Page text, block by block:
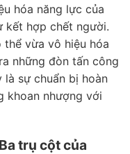
hóa năng lực của
kết hợp chết người.
thể vừa vô hiệu hóa
những đòn tấn công
sự chuẩn bị hoàn
khoan nhượng với
trụ cột của